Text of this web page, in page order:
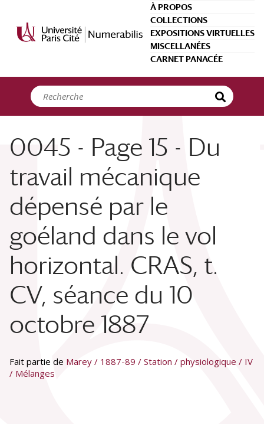
À PROPOS
COLLECTIONS
EXPOSITIONS VIRTUELLES
MISCELLANÉES
CARNET PANACÉE
0045 - Page 15 - Du
travail mécanique
dépensé par le
goéland dans le vol
horizontal. CRAS, t.
CV, séance du 10
octobre 1887
Fait partie de Marey / 1887-89 / Station / physiologique / IV
/ Mélanges